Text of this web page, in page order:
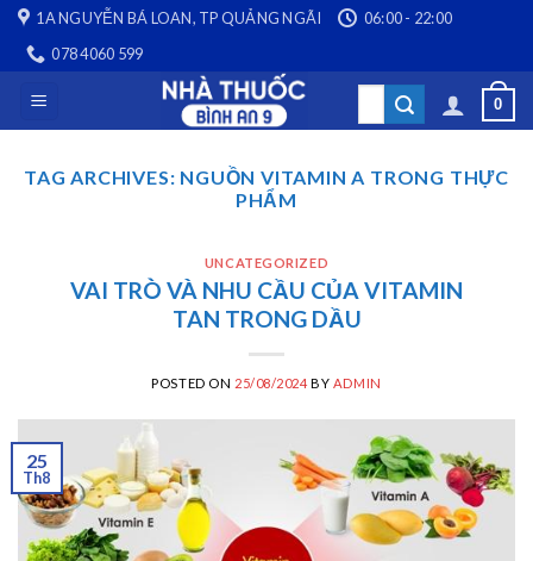
Skip
content
1A NGUYỄN BÁ LOAN, TP QUẢNG NGÃI
06:00 - 22:00
078 4060 599
Search
0
TAG ARCHIVES: NGUỒN VITAMIN A TRONG THỰC
PHẨM
UNCATEGORIZED
VAI TRÒ VÀ NHU CẦU CỦA VITAMIN
TAN TRONG DẦU
POSTED ON 25/08/2024 BY ADMIN
25
Th8